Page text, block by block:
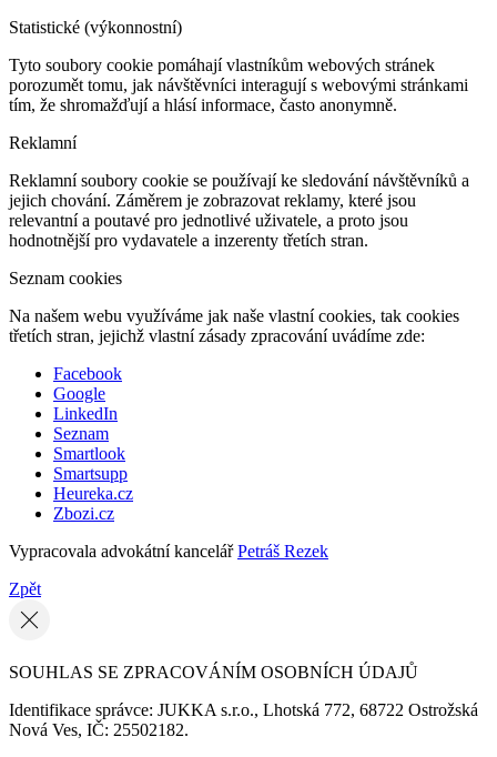
Statistické (výkonnostní)
Tyto soubory cookie pomáhají vlastníkům webových stránek
porozumět tomu, jak návštěvníci interagují s webovými stránkami
tím, že shromažďují a hlásí informace, často anonymně.
Reklamní
Reklamní soubory cookie se používají ke sledování návštěvníků a
jejich chování. Záměrem je zobrazovat reklamy, které jsou
relevantní a poutavé pro jednotlivé uživatele, a proto jsou
hodnotnější pro vydavatele a inzerenty třetích stran.
Seznam cookies
Na našem webu využíváme jak naše vlastní cookies, tak cookies
třetích stran, jejichž vlastní zásady zpracování uvádíme zde:
Facebook
Google
LinkedIn
Seznam
Smartlook
Smartsupp
Heureka.cz
Zbozi.cz
Vypracovala advokátní kancelářPetráš Rezek
Zpět
SOUHLAS SE ZPRACOVÁNÍM OSOBNÍCH ÚDAJŮ
Identifikace správce: JUKKA s.r.o., Lhotská 772, 68722 Ostrožská
Nová Ves, IČ: 25502182.